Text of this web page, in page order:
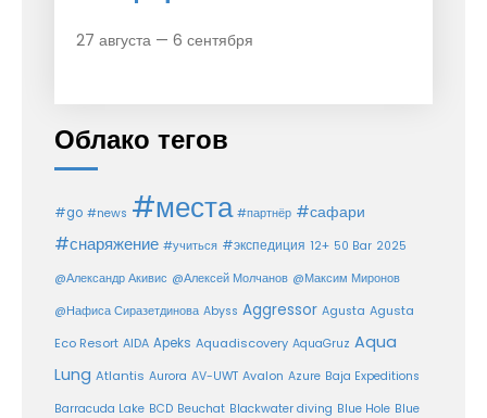
27 августа — 6 сентября
Облако тегов
#go #news #места #партнёр #сафари
#снаряжение #учиться #экспедиция 12+ 50 Bar 2025
@Александр Акивис @Алексей Молчанов @Максим Миронов
@Нафиса Сиразетдинова Abyss Aggressor Agusta Agusta
Eco Resort AIDA Apeks Aquadiscovery AquaGruz Aqua
Lung Atlantis Aurora AV-UWT Avalon Azure Baja Expeditions
Barracuda Lake BCD Beuchat Blackwater diving Blue Hole Blue